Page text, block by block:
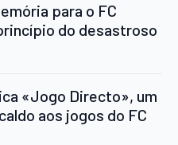
para o FC
do desastroso
«Jogo Directo», um
aos jogos do FC